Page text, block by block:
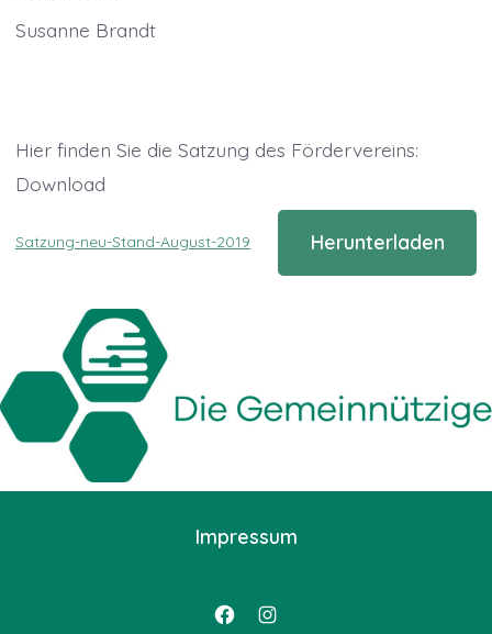
Susanne Brandt
Hier finden Sie die Satzung des Fördervereins:
Download
Satzung-neu-Stand-August-2019 Herunterladen
Impressum